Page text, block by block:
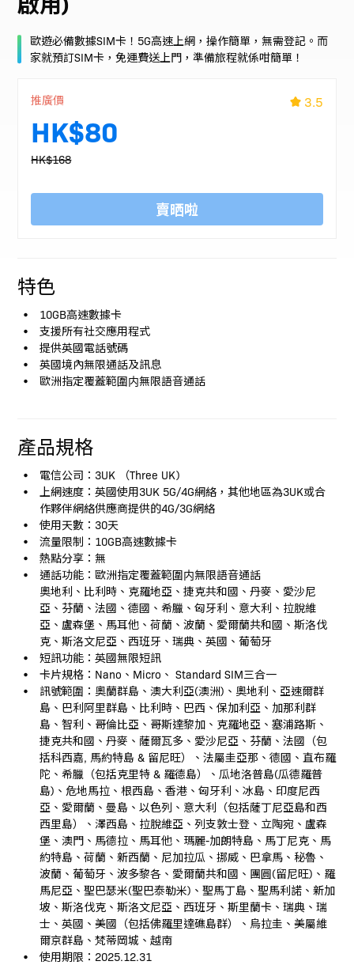
歐遊必備數據SIM卡！5G高速上網，操作簡單，無需登記。而
家就預訂SIM卡，免運費送上門，準備旅程就係咁簡單！
推廣價
HK$80
HK$168
3.5
賣晒啦
特色
10GB高速數據卡
支援所有社交應用程式
提供英國電話號碼
英國境內無限通話及訊息
歐洲指定覆蓋範圍内無限語音通話
產品規格
電信公司：3UK （Three UK)
上網速度：英國使用3UK 5G/4G網絡，其他地區為3UK或合
作夥伴網絡供應商提供的4G/3G網絡
使用天數：30天
流量限制：10GB高速數據卡
熱點分享：無
通話功能：歐洲指定覆蓋範圍内無限語音通話
奧地利、比利時、克羅地亞、捷克共和國、丹麥、愛沙尼
亞、芬蘭、法國、德國、希臘、匈牙利、意大利、拉脫維
亞、盧森堡、馬耳他、荷蘭、波蘭、愛爾蘭共和國、斯洛伐
克、斯洛文尼亞、西班牙、瑞典、英國、葡萄牙
短訊功能：英國無限短訊
卡片規格：Nano、Micro、 Standard SIM三合一
訊號範圍：奧蘭群島、澳大利亞(澳洲)、奧地利、亞速爾群
島、巴利阿里群島、比利時、巴西、保加利亞、加那利群
島、智利、哥倫比亞、哥斯達黎加、克羅地亞、塞浦路斯、
捷克共和國、丹麥、薩爾瓦多、愛沙尼亞、芬蘭、法國（包
括科西嘉, 馬約特島 & 留尼旺）、法屬圭亞那、德國、直布羅
陀、希臘（包括克里特 & 羅德島）、瓜地洛普島(瓜德羅普
島)、危地馬拉、根西島、香港、匈牙利、冰島、印度尼西
亞、愛爾蘭、曼島、以色列、意大利（包括薩丁尼亞島和西
西里島）、澤西島、拉脫維亞、列支敦士登、立陶宛、盧森
堡、澳門、馬德拉、馬耳他、瑪麗-加朗特島、馬丁尼克、馬
約特島、荷蘭、新西蘭、尼加拉瓜、挪威、巴拿馬、秘魯、
波蘭、葡萄牙、波多黎各、愛爾蘭共和國、團圓(留尼旺)、羅
馬尼亞、聖巴瑟米(聖巴泰勒米)、聖馬丁島、聖馬利諾、新加
坡、斯洛伐克、斯洛文尼亞、西班牙、斯里蘭卡、瑞典、瑞
士、英國、美國（包括佛羅里達礁島群）、烏拉圭、美屬維
爾京群島、梵蒂岡城、越南
使用期限：2025.12.31